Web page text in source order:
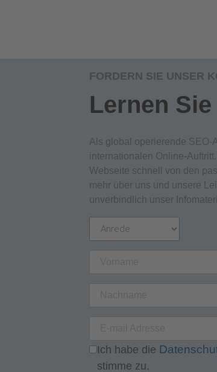
FORDERN SIE UNSER
Lernen
Als global operierende SEO-
internationalen Online-
Webseite schnell von den
mehr über uns und unsere
unverbindlich unser
Ich habe die
stimme zu.